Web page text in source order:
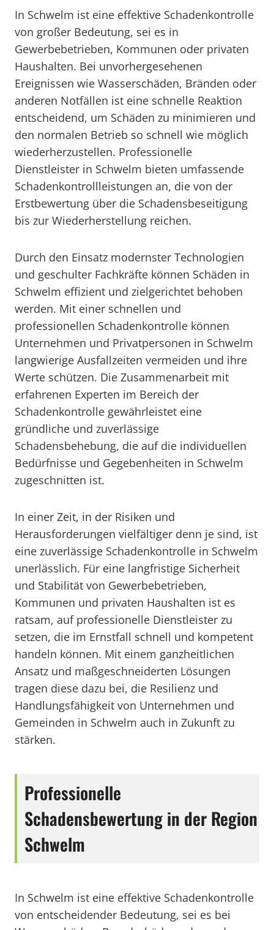
In Schwelm ist eine effektive Schadenkontrolle
von großer Bedeutung, sei es in
Gewerbebetrieben, Kommunen oder privaten
Haushalten. Bei unvorhergesehenen
Ereignissen wie Wasserschäden, Bränden oder
anderen Notfällen ist eine schnelle Reaktion
entscheidend, um Schäden zu minimieren und
den normalen Betrieb so schnell wie möglich
wiederherzustellen. Professionelle
Dienstleister in Schwelm bieten umfassende
Schadenkontrollleistungen an, die von der
Erstbewertung über die Schadensbeseitigung
bis zur Wiederherstellung reichen.
Durch den Einsatz modernster Technologien
und geschulter Fachkräfte können Schäden in
Schwelm effizient und zielgerichtet behoben
werden. Mit einer schnellen und
professionellen Schadenkontrolle können
Unternehmen und Privatpersonen in Schwelm
langwierige Ausfallzeiten vermeiden und ihre
Werte schützen. Die Zusammenarbeit mit
erfahrenen Experten im Bereich der
Schadenkontrolle gewährleistet eine
gründliche und zuverlässige
Schadensbehebung, die auf die individuellen
Bedürfnisse und Gegebenheiten in Schwelm
zugeschnitten ist.
In einer Zeit, in der Risiken und
Herausforderungen vielfältiger denn je sind, ist
eine zuverlässige Schadenkontrolle in Schwelm
unerlässlich. Für eine langfristige Sicherheit
und Stabilität von Gewerbebetrieben,
Kommunen und privaten Haushalten ist es
ratsam, auf professionelle Dienstleister zu
setzen, die im Ernstfall schnell und kompetent
handeln können. Mit einem ganzheitlichen
Ansatz und maßgeschneiderten Lösungen
tragen diese dazu bei, die Resilienz und
Handlungsfähigkeit von Unternehmen und
Gemeinden in Schwelm auch in Zukunft zu
stärken.
Professionelle
Schadensbewertung in der Region
Schwelm
In Schwelm ist eine effektive Schadenkontrolle
von entscheidender Bedeutung, sei es bei